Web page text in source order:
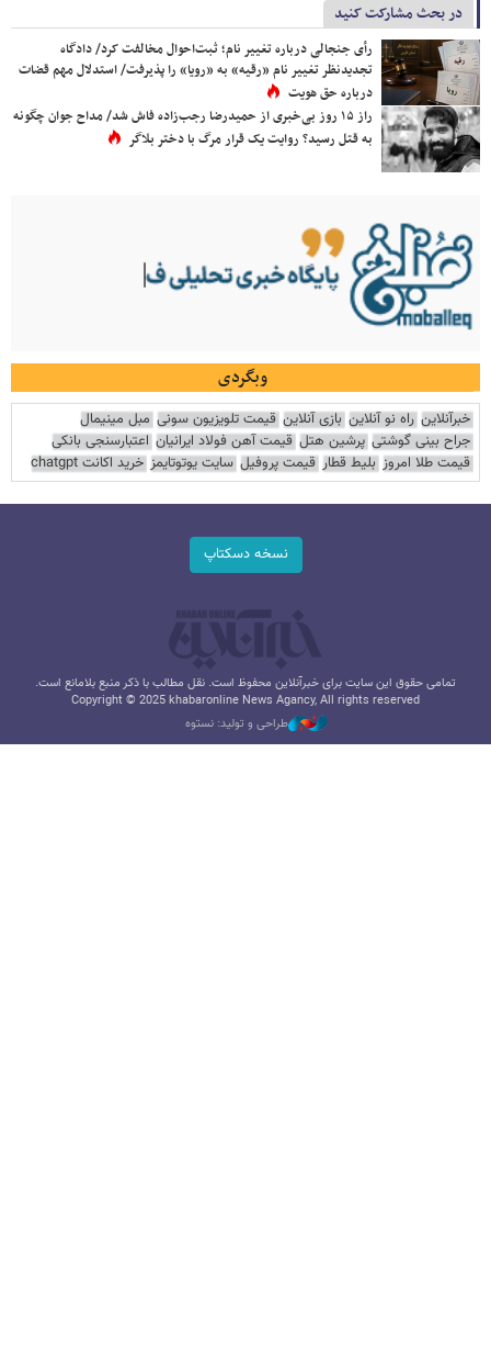
در بحث مشارکت کنید
رأی جنجالی درباره تغییر نام؛ ثبت‌احوال مخالفت کرد/ دادگاه
تجدیدنظر تغییر نام «رقیه» به «رویا» را پذیرفت/ استدلال مهم قضات
درباره حق هویت
راز ۱۵ روز بی‌خبری از حمیدرضا رجب‌زاده فاش شد/ مداح جوان چگونه
به قتل رسید؟ روایت یک قرار مرگ با دختر بلاگر
وبگردی
خبرآنلاین راه نو آنلاین بازی آنلاین قیمت تلویزیون سونی مبل مینیمال
جراح بینی گوشتی پرشین هتل قیمت آهن فولاد ایرانیان اعتبارسنجی بانکی
قیمت طلا امروز بلیط قطار قیمت پروفیل سایت یوتوتایمز خرید اکانت chatgpt
نسخه دسکتاپ
تمامی حقوق این سایت برای خبرآنلاین محفوظ است. نقل مطالب با ذکر منبع بلامانع است.
Copyright © 2025 khabaronline News Agancy, All rights reserved
طراحی و تولید: نستوه